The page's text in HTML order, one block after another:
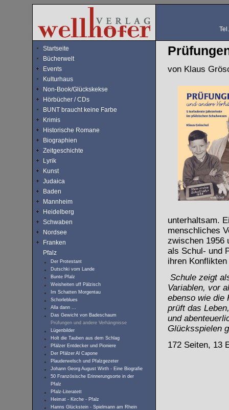
Startseite
Bücherwelt
Events
Kulturhaus
Non-Book/Glückskekse
Hörbücher / CDs
BUNT braucht keine Farbe
Krimis
Historische Romane
Biographien
Zeitgeschichte
Lyrik
Kunst
Judaica
Baden
Mannheim
Heidelberg
Schwaben
Nordsee
Franken
Pfalz
Der Protestant
Dutschki vom Lande
Bunte Pfalz
Weisheiten uff Pälzisch
Im Schatten Morgentau
Schorleblues
Alla dann ...
Das Gewicht von Badeschaum
Prüfungen und andere Verhängnisse
Lügenbilder
Holt die Tauben aus dem Schlag
Pfälzer Entdecker und Pioniere
Der Pfälzer Al Capone
Plauderwelsch und Pfalzgezeter
Johann Georg August Wirth - Eine Biografie
50 Französische Erinnerungsorte in der
Pfalz
Pfalz-Literatett
Heimat - Kirche - Pfalz
Hanns Glückstein - Spielmann am Rhein
von Klaus
unterhaltsam.
menschliches
zwischen 1956
als Schul- und
ihren
Schule zeigt
Variablen, vor
ebenso wie die
prüft das
und
Glücksspielen
172 Seiten, 13